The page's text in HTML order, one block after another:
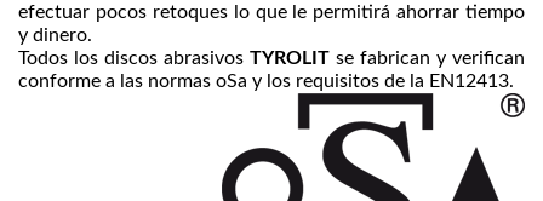
efectuar pocos retoques lo que le permitirá ahorrar tiempo
y dinero.
Todos los discos abrasivos TYROLIT se fabrican y verifican
conforme a las normas oSa y los requisitos de la EN12413.